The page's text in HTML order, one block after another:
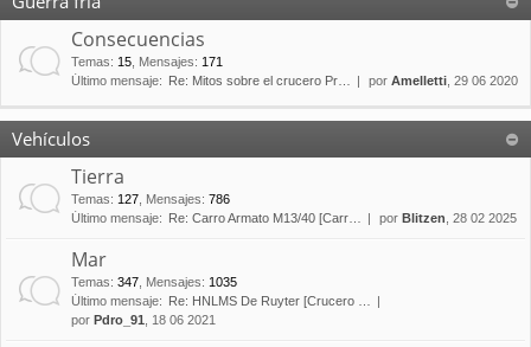
Consecuencias
Temas: 15 Mensajes: 171
Último mensaje:
Re: Mitos sobre el crucero Pr… por Amelletti , 29 06 2020
Vehículos
Tierra
Temas: 127 Mensajes: 786
Último mensaje:
Re: Carro Armato M13/40 [Carr… por Blitzen , 28 02 2025
Mar
Temas: 347 Mensajes: 1035
Último mensaje:
Re: HNLMS De Ruyter [Crucero …
por Pdro_91 , 18 06 2021